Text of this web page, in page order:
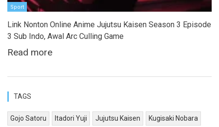
Sport
Link Nonton Online Anime Jujutsu Kaisen Season 3 Episode
3 Sub Indo, Awal Arc Culling Game
Read more
TAGS
Gojo Satoru Itadori Yuji Jujutsu Kaisen Kugisaki Nobara